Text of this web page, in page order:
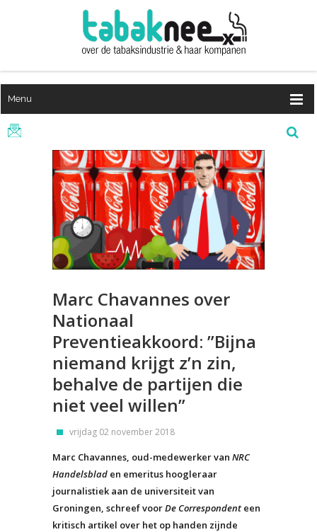
Menu
Marc Chavannes over
Nationaal
Preventieakkoord: ”Bijna
niemand krijgt z’n zin,
behalve de partijen die
niet veel willen”
vrijdag 02 november 2018
Marc Chavannes, oud-medewerker van NRC
Handelsblad en emeritus hoogleraar
journalistiek aan de universiteit van
Groningen, schreef voorDe Correspondent een
kritisch artikel over het op handen zijnde